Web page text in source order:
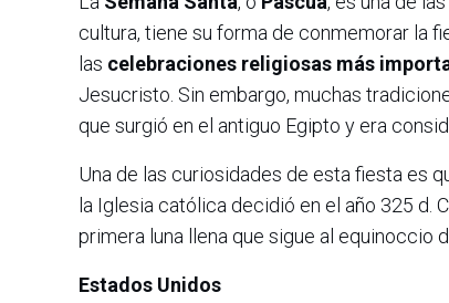
cultura, tiene su forma de conmemorar la
las celebraciones religiosas más
Jesucristo. Sin embargo, muchas
que surgió en el antiguo Egipto y era
Una de las curiosidades de esta fiesta es
la Iglesia católica decidió en el año 325 d.
primera luna llena que sigue al equinoccio
Estados Unidos